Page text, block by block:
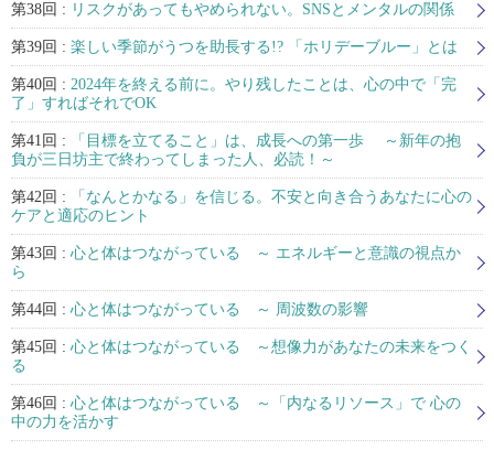
第38回 : リスクがあってもやめられない。SNSとメンタルの関係
第39回 : 楽しい季節がうつを助長する!? 「ホリデーブルー」とは
第40回 : 2024年を終える前に。やり残したことは、心の中で「完
了」すればそれでOK
第41回 :
「目標を立てること」は、成長への第一歩 ～新年の抱
負が三日坊主で終わってしまった人、必読！～
第42回 :
「なんとかなる」を信じる。不安と向き合うあなたに心の
ケアと適応のヒント
第43回 : 心と体はつながっている ～ エネルギーと意識の視点か
ら
第44回 : 心と体はつながっている ～ 周波数の影響
第45回 : 心と体はつながっている ～想像力があなたの未来をつく
る
第46回 : 心と体はつながっている ～「内なるリソース」で 心の
中の力を活かす